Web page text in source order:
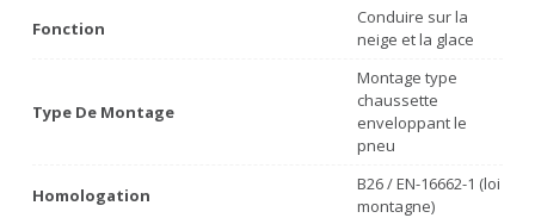
Fonction
Conduire sur la
neige et la glace
Type De Montage
Montage type
chaussette
enveloppant le
pneu
Homologation
B26 / EN-16662-1 (loi
montagne)